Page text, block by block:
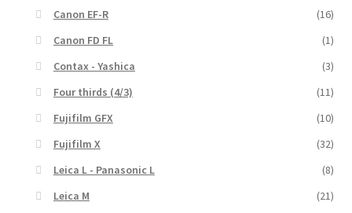
Canon EF-R
(16)
Canon FD FL
(1)
Contax - Yashica
(3)
Four thirds (4/3)
(11)
Fujifilm GFX
(10)
Fujifilm X
(32)
Leica L - Panasonic L
(8)
Leica M
(21)